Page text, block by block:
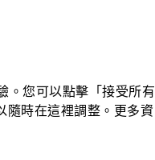
。您可以點擊「接受所有
隨時在這裡調整。更多資